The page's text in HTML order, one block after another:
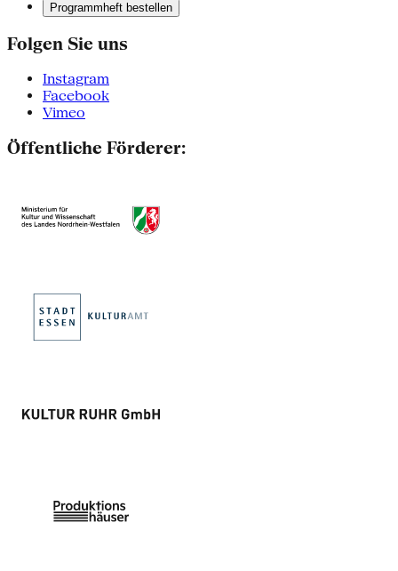
Programmheft bestellen
Folgen Sie uns
Instagram
Facebook
Vimeo
Öffentliche Förderer: